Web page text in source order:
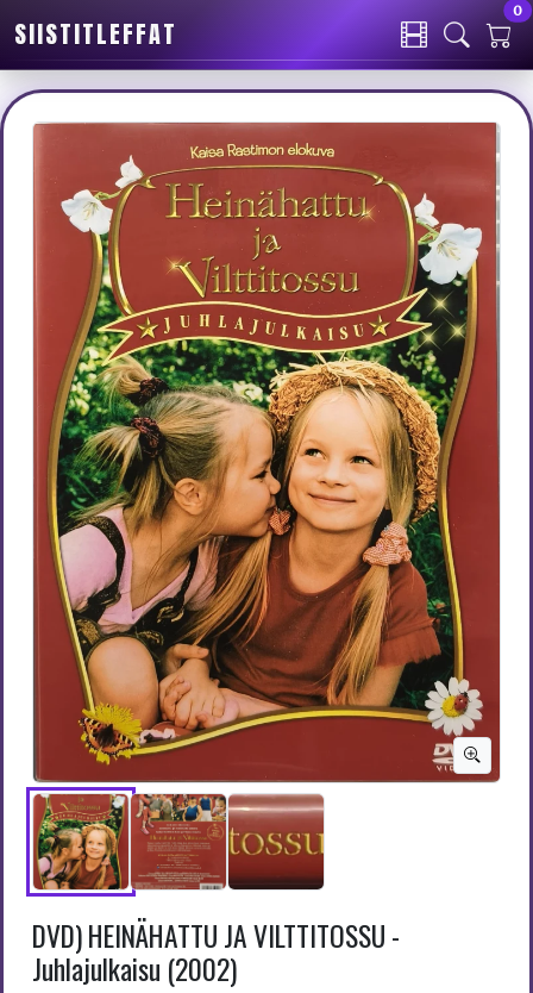
SIISTITLEFFAT
0
DVD) HEINÄHATTU JA VILTTITOSSU -
Juhlajulkaisu (2002)